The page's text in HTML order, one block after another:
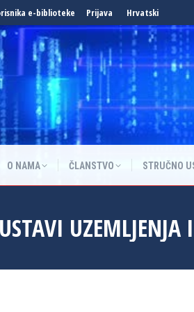
e-biblioteke Prijava Hrvatski
O NAMA ČLANSTVO STRUČNO
ČLANSTVO